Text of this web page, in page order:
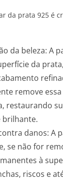
da prata 925 é
da beleza: A
da
remove
restaurando
brilhante.
danos: A
se não for
à
riscos e